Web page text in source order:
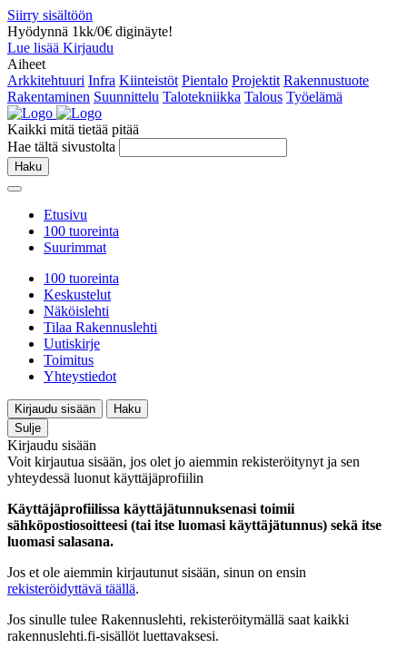
Siirry sisältöön
Hyödynnä 1kk/0€ diginäyte!
Lue lisää Kirjaudu
Aiheet
Arkkitehtuuri Infra Kiinteistöt Pientalo Projektit Rakennustuote
Rakentaminen Suunnittelu Talotekniikka Talous Työelämä
Kaikki mitä tietää pitää
Hae tältä sivustolta
Haku
Etusivu
100 tuoreinta
Suurimmat
100 tuoreinta
Keskustelut
Näköislehti
Tilaa Rakennuslehti
Uutiskirje
Toimitus
Yhteystiedot
Kirjaudu sisään
Haku
Sulje
Kirjaudu sisään
Voit kirjautua sisään, jos olet jo aiemmin rekisteröitynyt ja sen
yhteydessä luonut käyttäjäprofiilin
Käyttäjäprofiilissa käyttäjätunnuksenasi toimii
sähköpostiosoitteesi (tai itse luomasi käyttäjätunnus) sekä itse
luomasi salasana.
Jos et ole aiemmin kirjautunut sisään, sinun on ensin
rekisteröidyttävä täällä.
Jos sinulle tulee Rakennuslehti, rekisteröitymällä saat kaikki
rakennuslehti.fi-sisällöt luettavaksesi.